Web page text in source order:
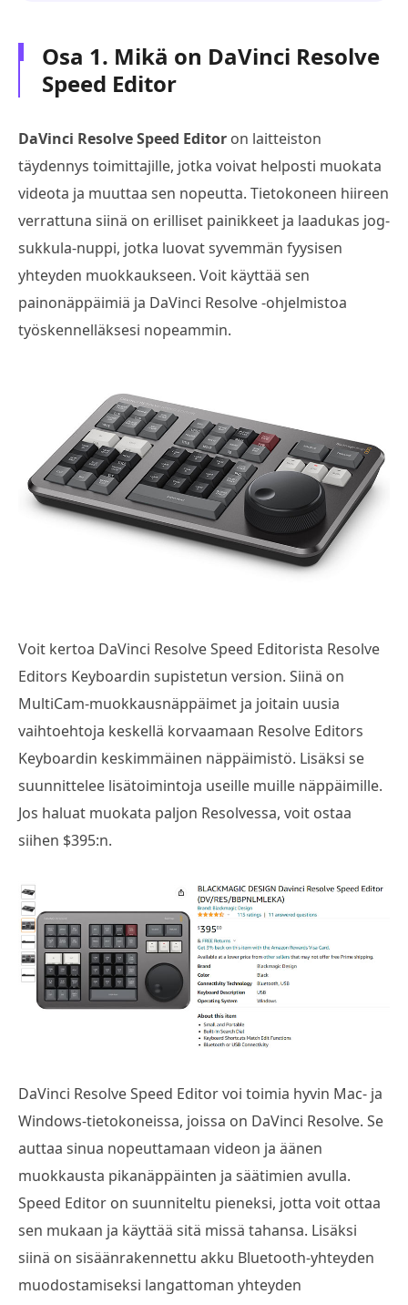
Osa 1. Mikä on DaVinci Resolve
Speed Editor
DaVinci Resolve Speed Editor on laitteiston
täydennys toimittajille, jotka voivat helposti muokata
videota ja muuttaa sen nopeutta. Tietokoneen hiireen
verrattuna siinä on erilliset painikkeet ja laadukas jog-
sukkula-nuppi, jotka luovat syvemmän fyysisen
yhteyden muokkaukseen. Voit käyttää sen
painonäppäimiä ja DaVinci Resolve -ohjelmistoa
työskennelläksesi nopeammin.
Voit kertoa DaVinci Resolve Speed Editorista Resolve
Editors Keyboardin supistetun version. Siinä on
MultiCam-muokkausnäppäimet ja joitain uusia
vaihtoehtoja keskellä korvaamaan Resolve Editors
Keyboardin keskimmäinen näppäimistö. Lisäksi se
suunnittelee lisätoimintoja useille muille näppäimille.
Jos haluat muokata paljon Resolvessa, voit ostaa
siihen $395:n.
DaVinci Resolve Speed Editor voi toimia hyvin Mac- ja
Windows-tietokoneissa, joissa on DaVinci Resolve. Se
auttaa sinua nopeuttamaan videon ja äänen
muokkausta pikanäppäinten ja säätimien avulla.
Speed Editor on suunniteltu pieneksi, jotta voit ottaa
sen mukaan ja käyttää sitä missä tahansa. Lisäksi
siinä on sisäänrakennettu akku Bluetooth-yhteyden
muodostamiseksi langattoman yhteyden